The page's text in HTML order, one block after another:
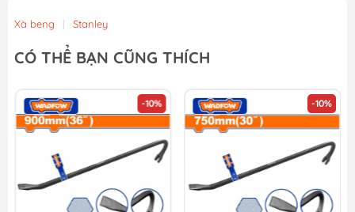
Xà beng | Stanley
CÓ THỂ BẠN CŨNG THÍCH
-10% -10%